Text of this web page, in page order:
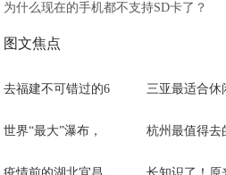
为什么现在的手机都不支持SD卡了？
图文焦点
去福建不可错过的6 三亚最适合休
世界“最大”瀑布， 杭州最值得去